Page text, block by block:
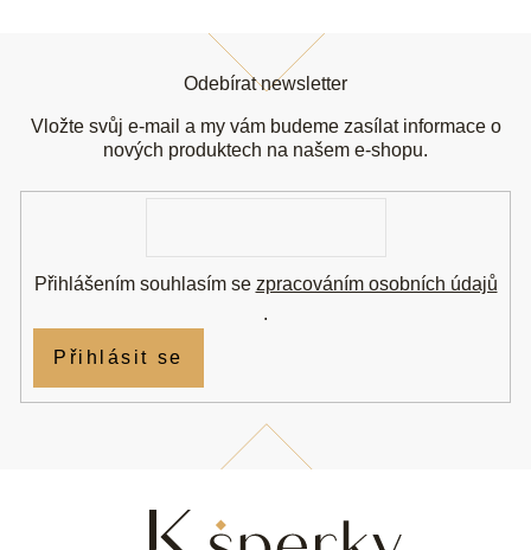
Odebírat newsletter
Vložte svůj e-mail a my vám budeme zasílat informace o
nových produktech na našem e-shopu.
Přihlášením souhlasím se zpracováním osobních údajů
.
Přihlásit se